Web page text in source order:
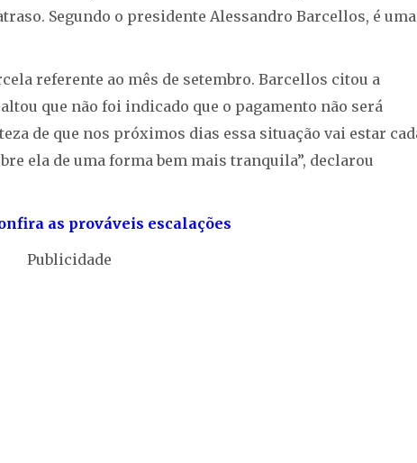
Segundo o presidente Alessandro Barcellos, é uma
referente ao mês de setembro. Barcellos citou a
que não foi indicado que o pagamento não será
de que nos próximos dias essa situação vai estar
ela de uma forma bem mais tranquila”, declarou
as prováveis escalações
Publicidade